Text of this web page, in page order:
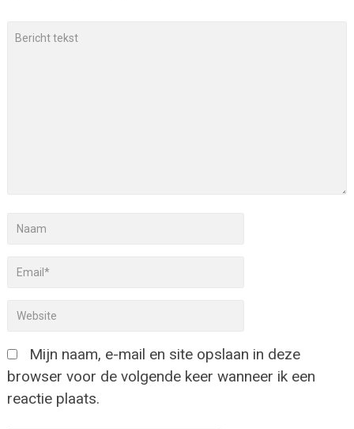
Mijn naam, e-mail en site opslaan in deze
browser voor de volgende keer wanneer ik een
reactie plaats.